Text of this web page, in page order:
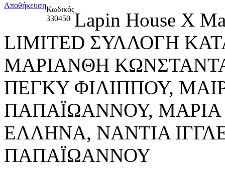
ΑποθήκευσηΚωδικός
330450 Lapin House X
LIMITED ΣΥΛΛΟΓΗ
ΜΑΡΙΑΝΘΗ
ΠΕΓΚΥ ΦΙΛΙΠΠΟΥ,
ΠΑΠΑΪΩΑΝΝΟΥ,
ΕΛΛΗΝΑ, ΝΑΝΤΙΑ
ΠΑΠΑΪΩΑΝΝΟΥ